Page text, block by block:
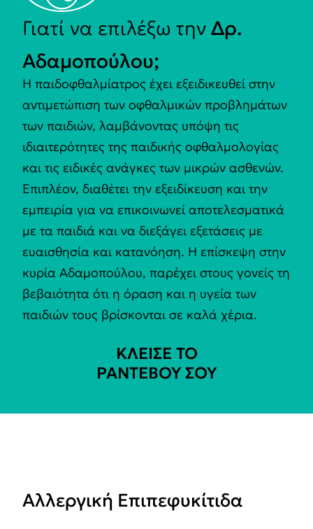
Γιατί να επιλέξω την Δρ.
Αδαμοπούλου;
Η παιδοφθαλμίατρος έχει εξειδικευθεί στην
αντιμετώπιση των οφθαλμικών προβλημάτων
των παιδιών, λαμβάνοντας υπόψη τις
ιδιαιτερότητες της παιδικής οφθαλμολογίας
και τις ειδικές ανάγκες των μικρών ασθενών.
Επιπλέον, διαθέτει την εξειδίκευση και την
εμπειρία για να επικοινωνεί αποτελεσματικά
με τα παιδιά και να διεξάγει εξετάσεις με
ευαισθησία και κατανόηση. Η επίσκεψη στην
κυρία Αδαμοπούλου, παρέχει στους γονείς τη
βεβαιότητα ότι η όραση και η υγεία των
παιδιών τους βρίσκονται σε καλά χέρια.
ΚΛΕΙΣΕ ΤΟ
ΡΑΝΤΕΒΟΥ ΣΟΥ​
Αλλεργική Επιπεφυκίτιδα